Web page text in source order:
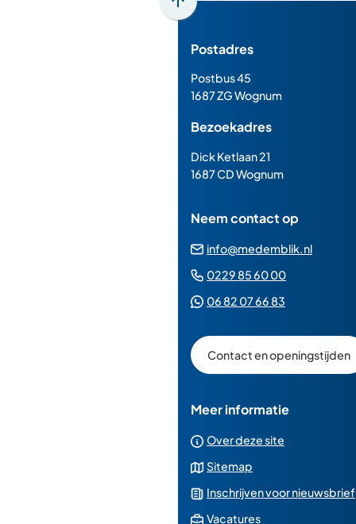
Scroll
boven
het
van
de
paginainhoud
Postadres
Postbus 45
1687 ZG Wognum
Bezoekadres
Dick Ketlaan 21
1687 CD Wognum
Neem contact op
info@medemblik.nl
0229 85 60 00(Verwijst
06 82 07 66 83
een
Whatsapp
Contact en openingstijden
Meer informatie
Over deze site
Sitemap
Inschrijven voor nieuwsbrief
Vacatures(Verwijst